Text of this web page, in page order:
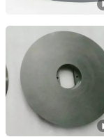
Hubei Zhenbang
Hubei, China